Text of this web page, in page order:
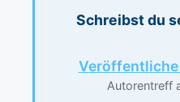
Schreibst du
Autorentreff